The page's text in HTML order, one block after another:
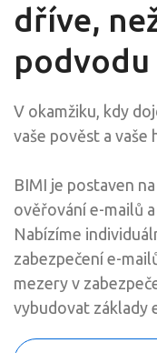
dříve,
podvodu
V okamžiku, kdy
vaše pověst a vaše
BIMI je postaven
ověřování e-mailů
Nabízíme
zabezpečení e-
mezery v
vybudovat základy